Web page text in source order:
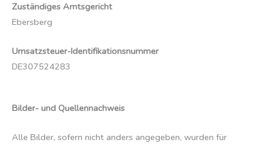
Zuständiges Amtsgericht
Ebersberg
Umsatzsteuer-Identifikationsnummer
DE307524283
Bilder- und Quellennachweis
Alle Bilder, sofern nicht anders angegeben, wurden für